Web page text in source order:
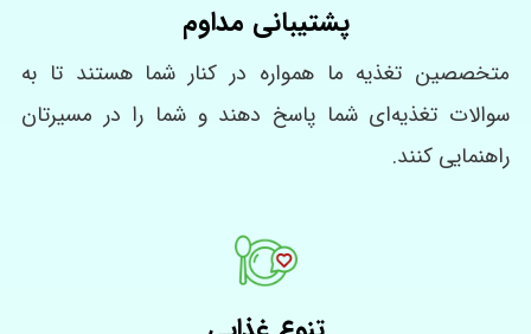
پشتیبانی مداوم
متخصصین تغذیه ما همواره در کنار شما هستند تا به
سوالات تغذیه‌ای شما پاسخ دهند و شما را در مسیرتان
راهنمایی کنند.